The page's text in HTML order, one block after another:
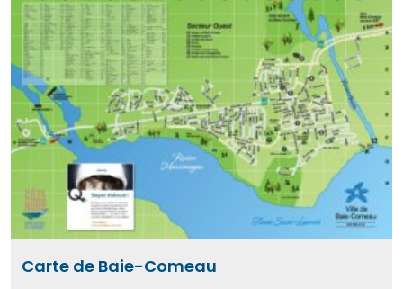
Carte de Baie-Comeau